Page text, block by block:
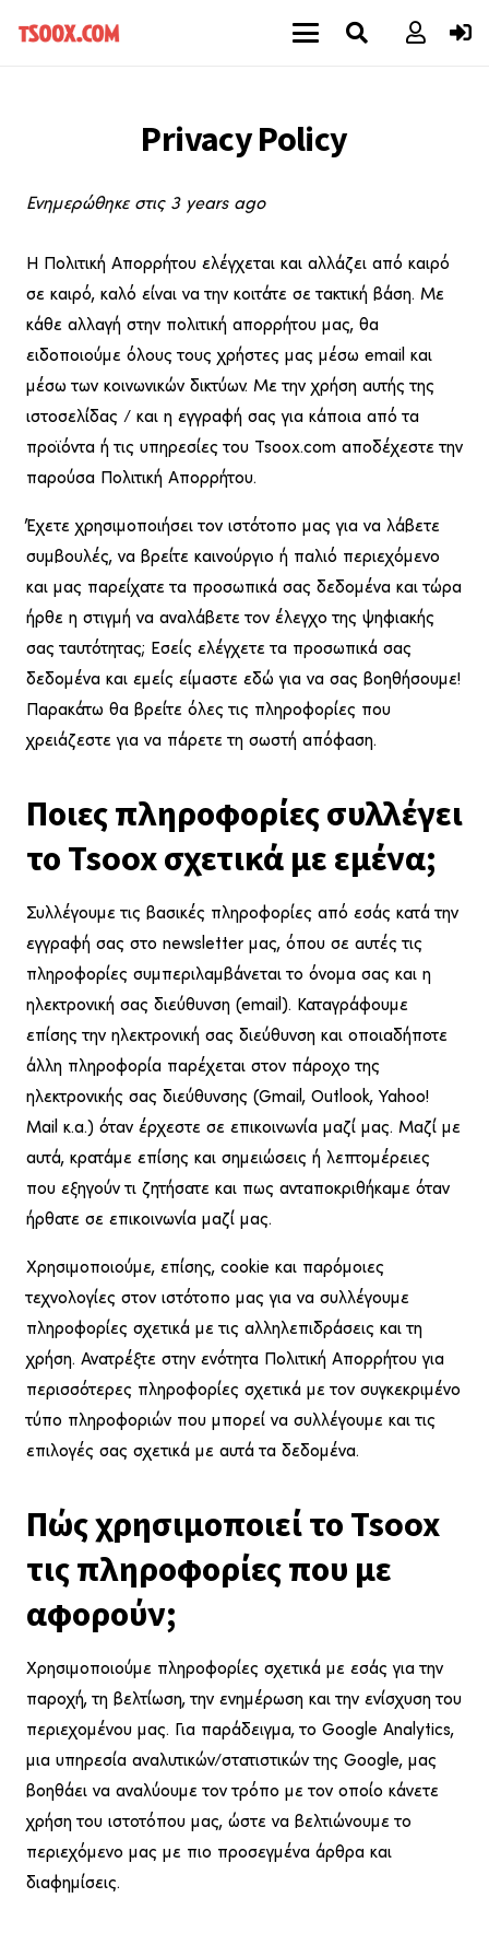
Privacy Policy
Ενημερώθηκε στις 3 years ago
Η Πολιτική Απορρήτου ελέγχεται και αλλάζει από καιρό
σε καιρό, καλό είναι να την κοιτάτε σε τακτική βάση. Με
κάθε αλλαγή στην πολιτική απορρήτου μας, θα
ειδοποιούμε όλους τους χρήστες μας μέσω email και
μέσω των κοινωνικών δικτύων. Με την χρήση αυτής της
ιστοσελίδας / και η εγγραφή σας για κάποια από τα
προϊόντα ή τις υπηρεσίες του Tsoox.com αποδέχεστε την
παρούσα Πολιτική Απορρήτου.
Έχετε χρησιμοποιήσει τον ιστότοπο μας για να λάβετε
συμβουλές, να βρείτε καινούργιο ή παλιό περιεχόμενο
και μας παρείχατε τα προσωπικά σας δεδομένα και τώρα
ήρθε η στιγμή να αναλάβετε τον έλεγχο της ψηφιακής
σας ταυτότητας; Εσείς ελέγχετε τα προσωπικά σας
δεδομένα και εμείς είμαστε εδώ για να σας βοηθήσουμε!
Παρακάτω θα βρείτε όλες τις πληροφορίες που
χρειάζεστε για να πάρετε τη σωστή απόφαση.
Ποιες πληροφορίες συλλέγει
το Tsoox σχετικά με εμένα;
Συλλέγουμε τις βασικές πληροφορίες από εσάς κατά την
εγγραφή σας στο newsletter μας, όπου σε αυτές τις
πληροφορίες συμπεριλαμβάνεται το όνομα σας και η
ηλεκτρονική σας διεύθυνση (email). Καταγράφουμε
επίσης την ηλεκτρονική σας διεύθυνση και οποιαδήποτε
άλλη πληροφορία παρέχεται στον πάροχο της
ηλεκτρονικής σας διεύθυνσης (Gmail, Outlook, Yahoo!
Mail κ.α.) όταν έρχεστε σε επικοινωνία μαζί μας. Μαζί με
αυτά, κρατάμε επίσης και σημειώσεις ή λεπτομέρειες
που εξηγούν τι ζητήσατε και πως ανταποκριθήκαμε όταν
ήρθατε σε επικοινωνία μαζί μας.
Χρησιμοποιούμε, επίσης, cookie και παρόμοιες
τεχνολογίες στον ιστότοπο μας για να συλλέγουμε
πληροφορίες σχετικά με τις αλληλεπιδράσεις και τη
χρήση. Ανατρέξτε στην ενότητα Πολιτική Απορρήτου για
περισσότερες πληροφορίες σχετικά με τον συγκεκριμένο
τύπο πληροφοριών που μπορεί να συλλέγουμε και τις
επιλογές σας σχετικά με αυτά τα δεδομένα.
Πώς χρησιμοποιεί το Tsoox
τις πληροφορίες που με
αφορούν;
Χρησιμοποιούμε πληροφορίες σχετικά με εσάς για την
παροχή, τη βελτίωση, την ενημέρωση και την ενίσχυση του
περιεχομένου μας. Για παράδειγμα, το Google Analytics,
μια υπηρεσία αναλυτικών/στατιστικών της Google, μας
βοηθάει να αναλύουμε τον τρόπο με τον οποίο κάνετε
χρήση του ιστοτόπου μας, ώστε να βελτιώνουμε το
περιεχόμενο μας με πιο προσεγμένα άρθρα και
διαφημίσεις.